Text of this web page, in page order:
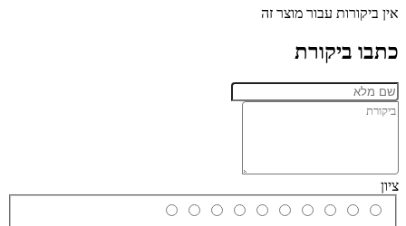
אין ביקורות עבור מוצר זה
כתבו ביקורת
ציון